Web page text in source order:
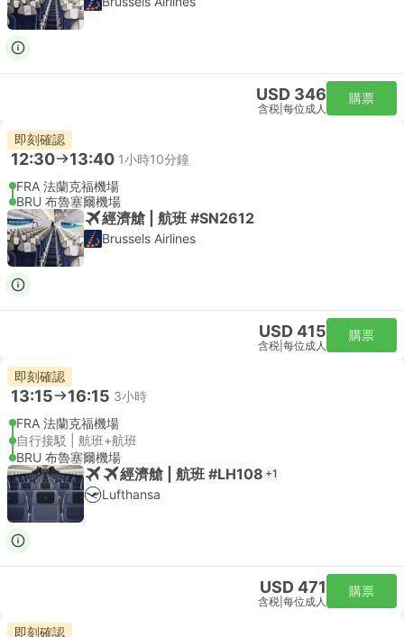
USD 346
含税 每位成人
購票
即刻確認
12:30 13:40 1小時10分鐘
FRA 法蘭克福機場
BRU 布魯塞爾機場
經濟艙 | 航班 #SN2612
Brussels Airlines
USD 415
含税 每位成人
購票
即刻確認
13:15 16:15 3小時
FRA 法蘭克福機場
自行接駁 | 航班+航班
BRU 布魯塞爾機場
經濟艙 | 航班 #LH108 +1
Lufthansa
USD 471
含税 每位成人
購票
即刻確認